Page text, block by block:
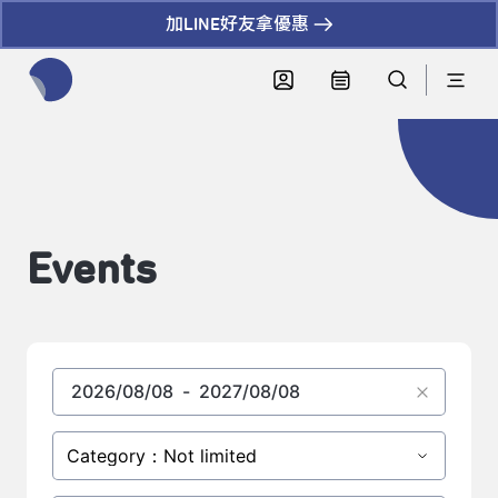
加LINE好友拿優惠
Events
Category：Not limited